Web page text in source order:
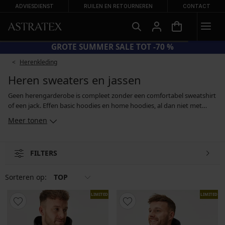
ADVIESDIENST RUILEN EN RETOURNEREN CONTACT
GROTE SUMMER SALE TOT -70 %
Herenkleding
Heren sweaters en jassen
Geen herengarderobe is compleet zonder een comfortabel sweatshirt
of een jack. Effen basic hoodies en home hoodies, al dan niet met
ontspanning thuis. Ze zijn gemaakt van een behaaglijk katoenen
sweatshirt met warme fleece aan de binnenkant heerlijk is voor een
Meer tonen
FILTERS
Sorteren op: TOP
LIMITED LIMITED